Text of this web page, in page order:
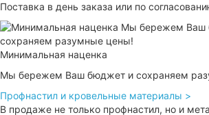
Поставка в день заказа или по
Минимальная наценка
Мы бережем Ваш бюджет и сохраняем
Профнастил и кровельные материалы >
В продаже не только профнастил, но и